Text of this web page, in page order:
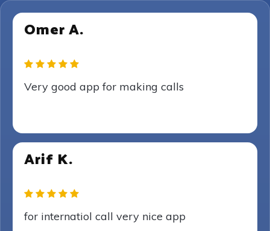
Omer A.
Very good app for making calls
Arif K.
for internatiol call very nice app